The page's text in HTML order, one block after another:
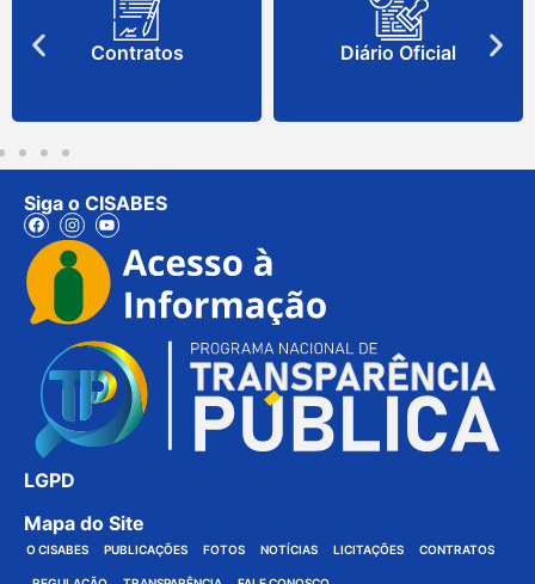
Contratos Diário Oficial
Siga o CISABES
LGPD
Mapa do Site
O CISABES PUBLICAÇÕES FOTOS NOTÍCIAS LICITAÇÕES CONTRATOS